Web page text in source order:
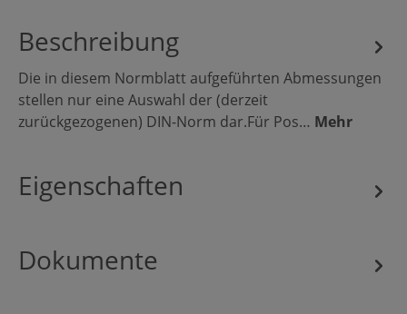
Beschreibung
Die in diesem Normblatt aufgeführten Abmessungen
stellen nur eine Auswahl der (derzeit
zurückgezogenen) DIN-Norm dar.Für Pos… Mehr
Eigenschaften
Dokumente